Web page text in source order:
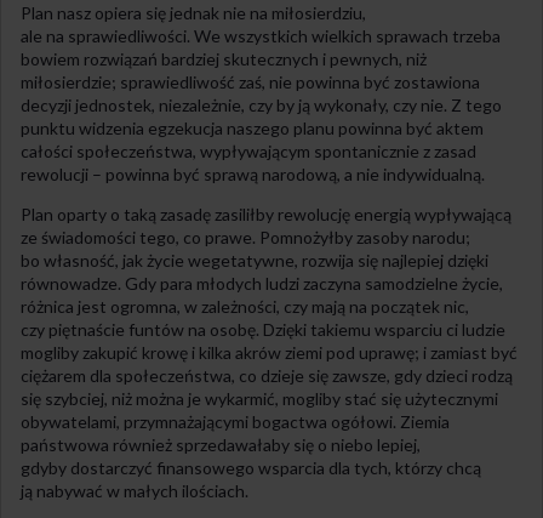
Plan nasz opiera się jednak nie na miłosierdziu,
ale na sprawiedliwości. We wszystkich wielkich sprawach trzeba
bowiem rozwiązań bardziej skutecznych i pewnych, niż
miłosierdzie; sprawiedliwość zaś, nie powinna być zostawiona
decyzji jednostek, niezależnie, czy by ją wykonały, czy nie. Z tego
punktu widzenia egzekucja naszego planu powinna być aktem
całości społeczeństwa, wypływającym spontanicznie z zasad
rewolucji – powinna być sprawą narodową, a nie indywidualną.
Plan oparty o taką zasadę zasiliłby rewolucję energią wypływającą
ze świadomości tego, co prawe. Pomnożyłby zasoby narodu;
bo własność, jak życie wegetatywne, rozwija się najlepiej dzięki
równowadze. Gdy para młodych ludzi zaczyna samodzielne życie,
różnica jest ogromna, w zależności, czy mają na początek nic,
czy piętnaście funtów na osobę. Dzięki takiemu wsparciu ci ludzie
mogliby zakupić krowę i kilka akrów ziemi pod uprawę; i zamiast być
ciężarem dla społeczeństwa, co dzieje się zawsze, gdy dzieci rodzą
się szybciej, niż można je wykarmić, mogliby stać się użytecznymi
obywatelami, przymnażającymi bogactwa ogółowi. Ziemia
państwowa również sprzedawałaby się o niebo lepiej,
gdyby dostarczyć finansowego wsparcia dla tych, którzy chcą
ją nabywać w małych ilościach.